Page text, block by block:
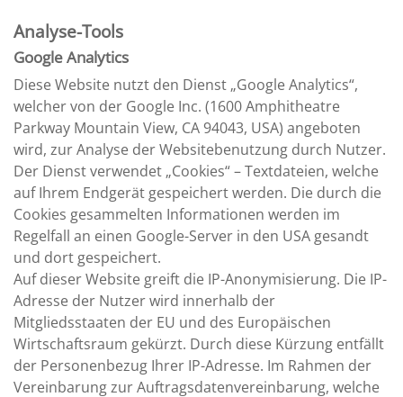
Analyse-Tools
Google Analytics
Diese Website nutzt den Dienst „Google Analytics“,
welcher von der Google Inc. (1600 Amphitheatre
Parkway Mountain View, CA 94043, USA) angeboten
wird, zur Analyse der Websitebenutzung durch Nutzer.
Der Dienst verwendet „Cookies“ – Textdateien, welche
auf Ihrem Endgerät gespeichert werden. Die durch die
Cookies gesammelten Informationen werden im
Regelfall an einen Google-Server in den USA gesandt
und dort gespeichert.
Auf dieser Website greift die IP-Anonymisierung. Die IP-
Adresse der Nutzer wird innerhalb der
Mitgliedsstaaten der EU und des Europäischen
Wirtschaftsraum gekürzt. Durch diese Kürzung entfällt
der Personenbezug Ihrer IP-Adresse. Im Rahmen der
Vereinbarung zur Auftragsdatenvereinbarung, welche